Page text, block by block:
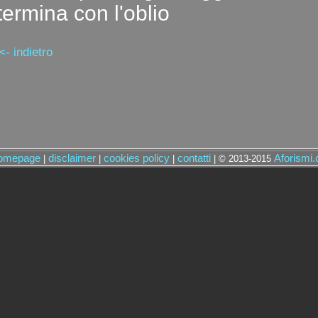
con l'oblio
indietro
| disclaimer| cookies policy| contatti| © 2013-2015